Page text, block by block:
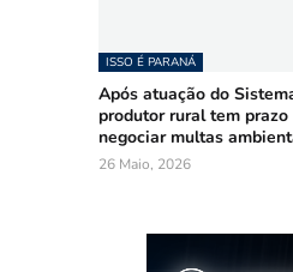
ISSO É PARANÁ
Após atuação do
produtor rural tem prazo
negociar multas
26 Maio, 2026